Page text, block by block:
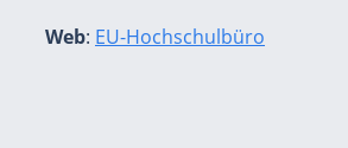
Web: EU-Hochschulbüro